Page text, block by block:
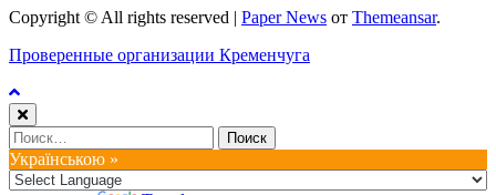
Copyright © All rights reserved
Paper News от Themeansar.
Проверенные организации Кременчуга
Найти:
Українською »